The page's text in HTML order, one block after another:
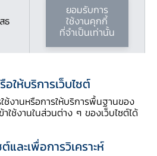
ธ
ยอมรับการ
ใช้งานคุกกี้
ที่จำเป็นเท่านั้น
ให้บริการเว็บไซต์
ช้งานหรือการให้บริการพื้นฐานของ
ใช้งานในส่วนต่าง ๆ ของเว็บไซต์ได้
และเพื่อการวิเคราะห์